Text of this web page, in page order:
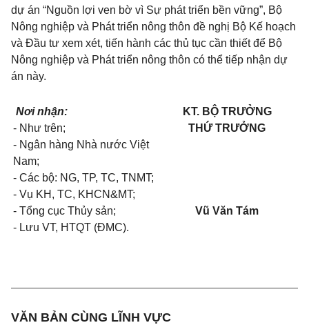
dự án “Nguồn lợi ven bờ vì Sự phát triển bền vững”, Bộ
Nông nghiệp và Phát triển nông thôn đề nghị Bộ Kế hoạch
và Đầu tư xem xét, tiến hành các thủ tục cần thiết để Bộ
Nông nghiệp và Phát triển nông thôn có thể tiếp nhận dự
án này.
Nơi nhận:
- Như trên;
- Ngân hàng Nhà nước Việt
Nam;
- Các bộ: NG, TP, TC, TNMT;
- Vụ KH, TC, KHCN&MT;
- Tổng cục Thủy sản;
- Lưu VT, HTQT (ĐMC).
KT. BỘ TRƯỞNG
THỨ TRƯỞNG
Vũ Văn Tám
VĂN BẢN CÙNG LĨNH VỰC